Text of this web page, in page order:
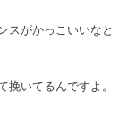
がかっこいいなと
挽いてるんですよ。